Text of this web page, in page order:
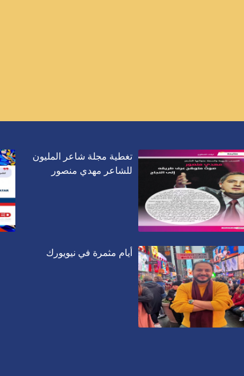
تغطية مجلة شاعر المليون
للشاعر مهدي منصور
أيام مثمرة في نيويورك